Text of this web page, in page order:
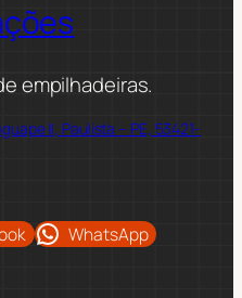
empilhadeiras.
II, Paulista – PE, 53421-
WhatsApp